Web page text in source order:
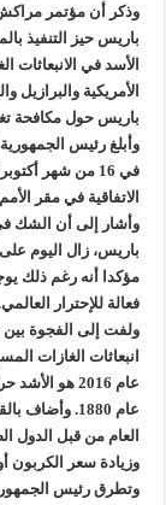
وذكر أن مؤتمر
باريس حيز التنفيذ
الأسد في الانبعاثات
الأمريكية والبرازيل
باريس حول مكافحة
وأبلغ رئيس
الاتفاقية في مقر
وأشار إلى أن الشك
باريس، زال اليوم
مؤكدا أنه رغم ذلك
فعالة للإحترار
ولفت إلى الفجوة بين
انبعاثات الغازات
عام 2016 هو
عام 1880.
العام من قبل الدول
وزيادة سعر الكربون
وتطرق رئيس